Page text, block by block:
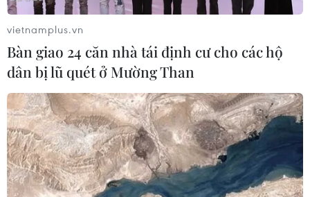
Chỉ số giá tiêu dùng tháng
trong tháng Năm tăng 0,01%
29/05/2023 05:02
vietnamplus.vn
Bàn giao 24 căn nhà tái định cư cho các hộ
dân bị lũ quét ở Mường Than